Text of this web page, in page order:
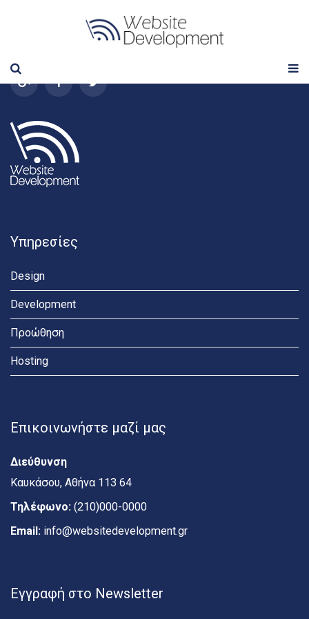
Υπηρεσίες
Design
Development
Προώθηση
Hosting
Επικοινωνήστε μαζί μας
Διεύθυνση
Καυκάσου, Αθήνα 113 64
Τηλέφωνο: (210)000-0000
Email: info@websitedevelopment.gr
Εγγραφή στο Newsletter